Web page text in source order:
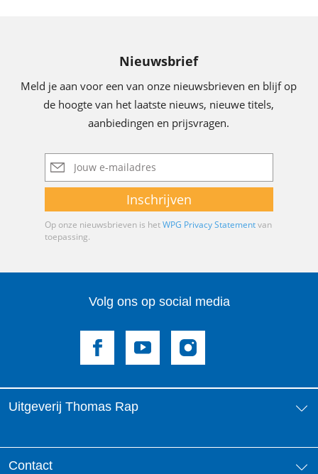
Nieuwsbrief
Meld je aan voor een van onze nieuwsbrieven en blijf op
de hoogte van het laatste nieuws, nieuwe titels,
aanbiedingen en prijsvragen.
E-
mailadres
Inschrijven
Op onze nieuwsbrieven is hetWPG Privacy Statementvan
toepassing.
Volg ons op social media
Uitgeverij Thomas Rap
Contact